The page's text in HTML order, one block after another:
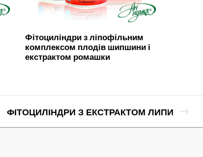
Фітоциліндри з ліпофільним
комплексом плодів шипшини і
екстрактом ромашки
ФІТОЦИЛІНДРИ З ЕКСТРАКТОМ ЛИПИ